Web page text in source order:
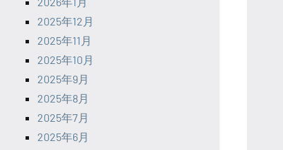
2025年12月
2025年11月
2025年10月
2025年9月
2025年8月
2025年7月
2025年6月